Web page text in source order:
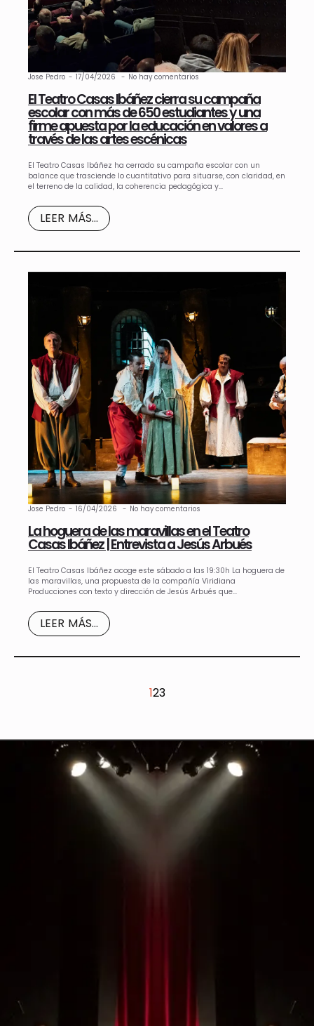
PROGRAMACIÓN
El Teatro Casas Ibáñez cierra su campaña
escolar con más de 650 estudiantes y una
firme apuesta por la educación en valores a
través de las artes escénicas
Jose Pedro 17/04/2026 No hay comentarios
El Teatro Casas Ibáñez ha cerrado su campaña escolar con un
balance que trasciende lo cuantitativo para situarse, con claridad, en
el terreno de la calidad, la coherencia pedagógica y…
LEER MÁS...
La hoguera de las maravillas en el Teatro
Casas Ibáñez | Entrevista a Jesús Arbués
Jose Pedro 16/04/2026 No hay comentarios
El Teatro Casas Ibáñez acoge este sábado a las 19:30h La hoguera de
las maravillas, una propuesta de la compañía Viridiana
Producciones con texto y dirección de Jesús Arbués que…
LEER MÁS...
123
Aceptar solo las requeridas
Detalles